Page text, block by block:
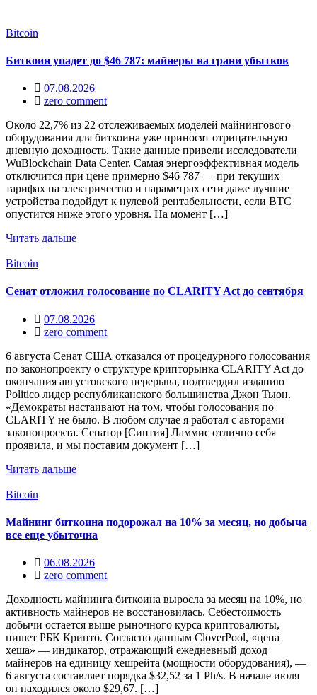
Bitcoin
Биткоин упадет до $46 787: майнеры на грани убытков
07.08.2026
zero comment
Около 22,7% из 22 отслеживаемых моделей майнингового
оборудования для биткоина уже приносят отрицательную
дневную доходность. Такие данные привели исследователи
WuBlockchain Data Center. Самая энергоэффективная модель
отключится при цене примерно $46 787 — при текущих
тарифах на электричество и параметрах сети даже лучшие
устройства подойдут к нулевой рентабельности, если BTC
опустится ниже этого уровня. На момент […]
Читать дальше
Bitcoin
Сенат отложил голосование по CLARITY Act до сентября
07.08.2026
zero comment
6 августа Сенат США отказался от процедурного голосования
по законопроекту о структуре крипторынка CLARITY Act до
окончания августовского перерыва, подтвердил изданию
Politico лидер республиканского большинства Джон Тьюн.
«Демократы настаивают на том, чтобы голосования по
CLARITY не было. В любом случае я работал с авторами
законопроекта. Сенатор [Синтия] Ламмис отлично себя
проявила, и мы поставим документ […]
Читать дальше
Bitcoin
Майнинг биткоина подорожал на 10% за месяц, но добыча
все еще убыточна
06.08.2026
zero comment
Доходность майнинга биткоина выросла за месяц на 10%, но
активность майнеров не восстановилась. Себестоимость
добычи остается выше рыночного курса криптовалюты,
пишет РБК Крипто. Согласно данным CloverPool, «цена
хеша» — индикатор, отражающий ежедневный доход
майнеров на единицу хешрейта (мощности оборудования), —
6 августа составляет порядка $32,52 за 1 Ph/s. В начале июля
он находился около $29,67. […]